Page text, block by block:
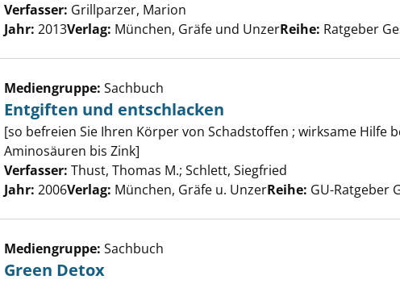
Verfasser: Grillparzer, Marion
Jahr: 2013Verlag: München, Gräfe und UnzerReihe: Ratgeber
Details von Entgiften und entschlacken anzeigen
Mediengruppe: Sachbuch
Entgiften und entschlacken
[so befreien Sie Ihren Körper von Schadstoffen ; wirksame Hilfe
Aminosäuren bis Zink]
Verfasser: Thust, Thomas M.; Schlett, Siegfried
Jahr: 2006Verlag: München, Gräfe u. UnzerReihe: GU-Ratgeber
Mediengruppe: Sachbuch
Green Detox